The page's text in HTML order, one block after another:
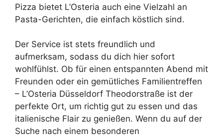
Pizza bietet L’Osteria auch eine Vielzahl an
Pasta-Gerichten, die einfach köstlich sind.
Der Service ist stets freundlich und
aufmerksam, sodass du dich hier sofort
wohlfühlst. Ob für einen entspannten Abend mit
Freunden oder ein gemütliches Familientreffen
– L’Osteria Düsseldorf Theodorstraße ist der
perfekte Ort, um richtig gut zu essen und das
italienische Flair zu genießen. Wenn du auf der
Suche nach einem besonderen